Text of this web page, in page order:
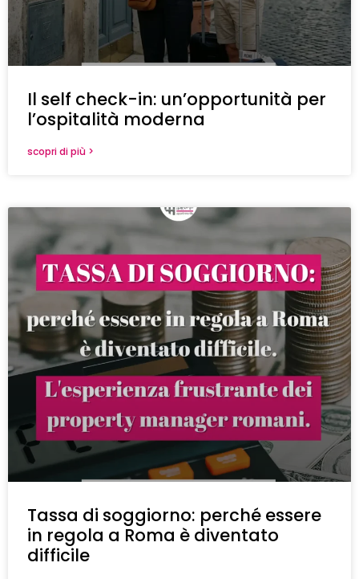
Il self check-in: un’opportunità per
l’ospitalità moderna
scopri di più >
Tassa di soggiorno: perché essere
in regola a Roma è diventato
difficile